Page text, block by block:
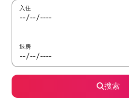
入住
退房
搜索